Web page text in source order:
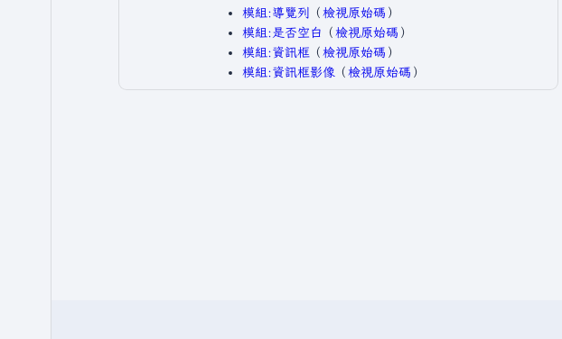
模組:導覽列
​（檢視原始碼 ）​
模組:是否空白 ​（檢視原始碼 ）​
模組:資訊框 ​（檢視原始碼 ）​
模組:資訊框影像 ​（檢視原始碼 ）​